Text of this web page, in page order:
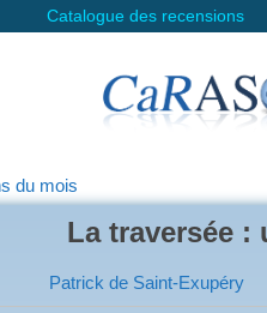
Catalogue des recensions
du mois
La traversée :
Patrick de Saint-Exupéry